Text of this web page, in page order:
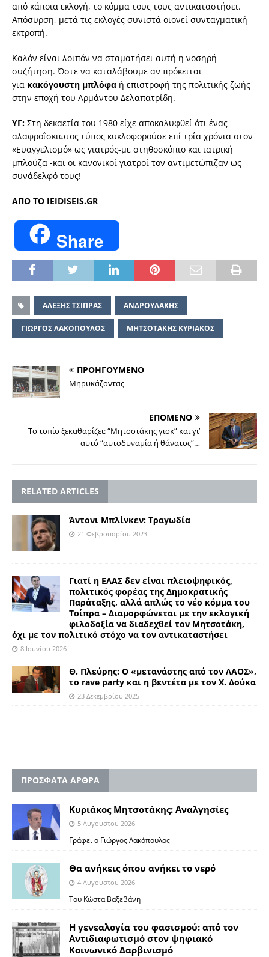
από κάποια εκλογή, το κόμμα τους τους αντικαταστήσει.
Απόσυρση, μετά τις εκλογές συνιστά οιονεί συνταγματική
εκτροπή.
Καλόν είναι λοιπόν να σταματήσει αυτή η νοσηρή
συζήτηση. Ώστε να καταλάβουμε αν πρόκειται
για κακόγουστη μπλόφα ή επιστροφή της πολιτικής ζωής
στην εποχή του Αρμάντου Δελαπατρίδη.
ΥΓ: Στη δεκαετία του 1980 είχε αποκαλυφθεί ότι ένας
αλαφροΐσκιωτος τύπος κυκλοφορούσε επί τρία χρόνια στον
«Ευαγγελισμό» ως γιατρός-με στηθοσκόπιο και ιατρική
μπλούζα -και οι κανονικοί γιατροί τον αντιμετώπιζαν ως
συνάδελφό τους!
ΑΠΟ ΤΟ IEIDISEIS.GR
Share
ΑΛΕΞΗΣ ΤΣΙΠΡΑΣ ΑΝΔΡΟΥΛΑΚΗΣ
ΓΙΩΡΓΟΣ ΛΑΚΟΠΟΥΛΟΣ ΜΗΤΣΟΤΑΚΗΣ ΚΥΡΙΑΚΟΣ
ΠΡΟΗΓΟΥΜΕΝΟ
Μηρυκάζοντας
ΕΠΟΜΕΝΟ
Το τοπίο ξεκαθαρίζει: “Μητσοτάκης γιοκ” και γι’
αυτό “αυτοδυναμία ή θάνατος”…
RELATED ARTICLES
Άντονι Μπλίνκεν: Τραγωδία
21 Φεβρουαρίου 2023
Γιατί η ΕΛΑΣ δεν είναι πλειοψηφικός,
πολιτικός φορέας της Δημοκρατικής
Παράταξης, αλλά απλώς το νέο κόμμα του
Τσίπρα – Διαμορφώνεται με την εκλογική
φιλοδοξία να διαδεχθεί τον Μητσοτάκη,
όχι με τον πολιτικό στόχο να τον αντικαταστήσει
8 Ιουνίου 2026
Θ. Πλεύρης: O «μετανάστης από τον ΛΑΟΣ»,
το rave party και η βεντέτα με τον Χ. Δούκα
23 Δεκεμβρίου 2025
ΠΡΟΣΦΑΤΑ ΑΡΘΡΑ
Κυριάκος Μητσοτάκης: Αναλγησίες
5 Αυγούστου 2026
Γράφει ο Γιώργος Λακόπουλος
Θα ανήκεις όπου ανήκει το νερό
4 Αυγούστου 2026
Του Κώστα Βαξεβάνη
Η γενεαλογία του φασισμού: από τον
Αντιδιαφωτισμό στον ψηφιακό
Κοινωνικό Δαρβινισμό